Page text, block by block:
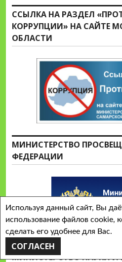
ССЫЛКА НА РАЗДЕЛ
КОРРУПЦИИ» НА САЙТЕ
ОБЛАСТИ
МИНИСТЕРСТВО
ФЕДЕРАЦИИ
МИНИСТЕРСТВО НАУКИ И
Используя данный сайт, Вы
использование файлов cookie,
сделать его удобнее для Вас.
СОГЛАСЕН